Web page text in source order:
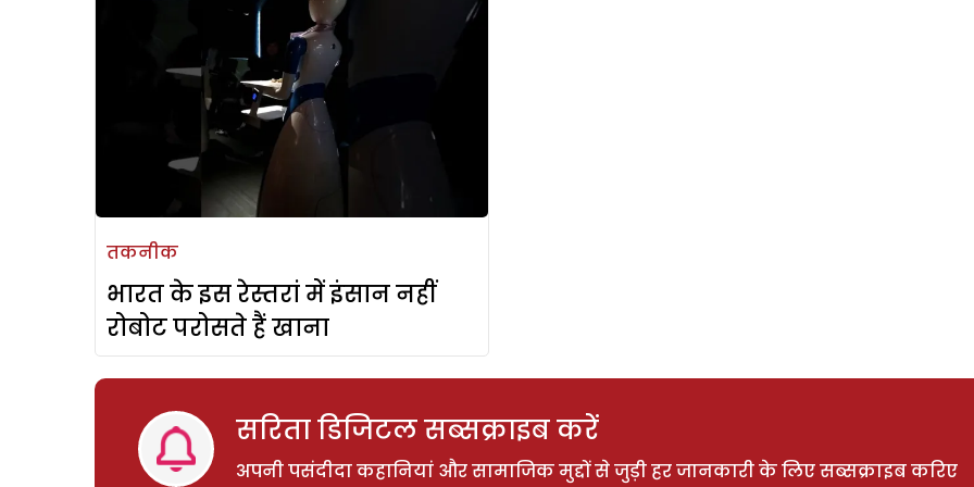
तकनीक
भारत के इस रेस्तरां में इंसान नहीं
रोबोट परोसते हैं खाना
सरिता डिजिटल सब्सक्राइब करें
अपनी पसंदीदा कहानियां और सामाजिक मुद्दों से जुड़ी हर जानकारी के लिए सब्सक्राइब करिए